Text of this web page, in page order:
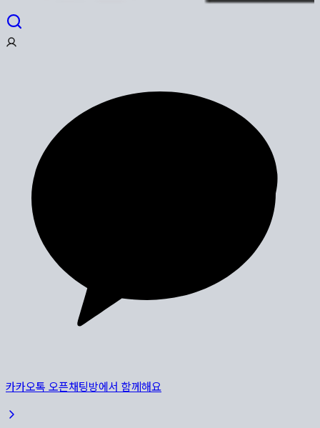
카카오톡 오픈채팅방에서 함께해요